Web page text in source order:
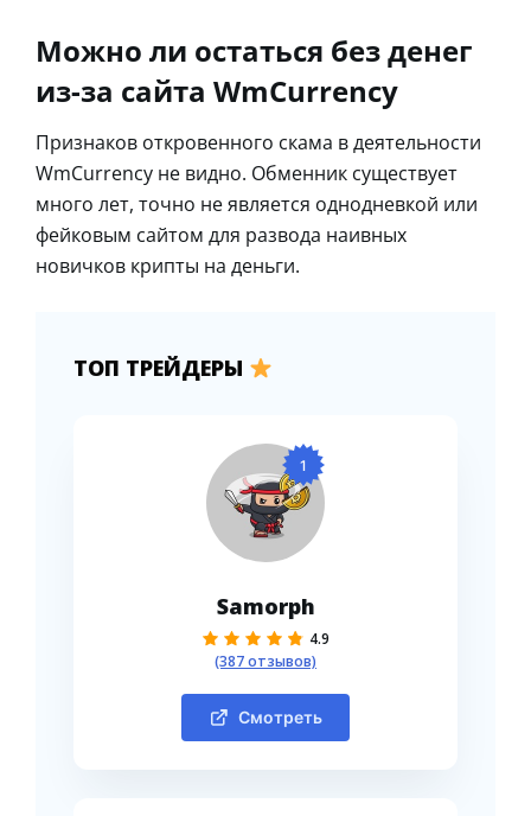
Можно ли остаться без денег
из-за сайта WmCurrency
Признаков откровенного скама в деятельности
WmCurrency не видно. Обменник существует
много лет, точно не является однодневкой или
фейковым сайтом для развода наивных
новичков крипты на деньги.
ТОП ТРЕЙДЕРЫ
1
Samorph
4.9
(387 отзывов)
Смотреть